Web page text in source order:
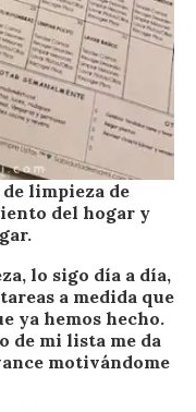
limpieza de
del hogar y
lo sigo día a día,
a medida que
ya hemos hecho.
de mi lista me da
motivándome